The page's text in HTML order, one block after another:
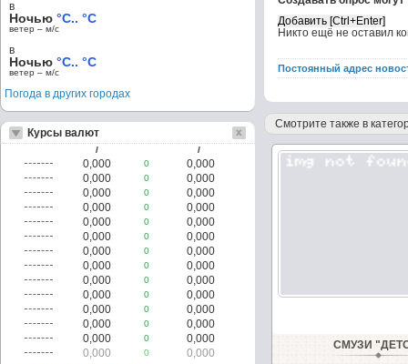
Никто ещё не оставил
Постоянный адрес
Смотрите также в
СМУЗИ
в
Ночью °C.. °C
ветер – м/c
в
Ночью °C.. °C
ветер – м/c
Погода в других городах
Курсы валют
/ /
0,000 0
0,000
0,000
0
0,000
0,000
0
0,000
0,000
0
0,000
0,000
0
0,000
0,000
0
0,000
0,000
0
0,000
0,000
0
0,000
0,000
0
0,000
0,000
0
0,000
0,000
0
0,000
0,000
0
0,000
0,000
0
0,000
0,000
0
0,000